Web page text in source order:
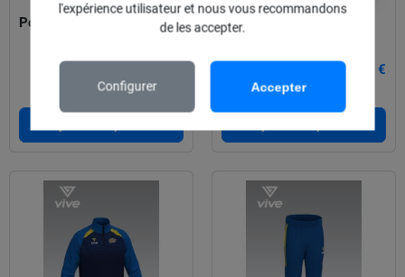
Polo Castors Pull à capuche
40,00 €
l'expérience utilisateur et nous vous recommandons
de les accepter.
Configurer Accepter